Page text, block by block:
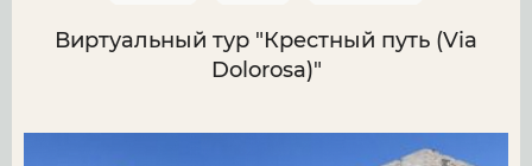
Виртуальный тур "Крестный путь (Via
Dolorosa)"